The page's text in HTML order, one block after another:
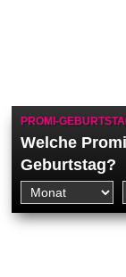
PROMI-
Welche
Geburtstag?